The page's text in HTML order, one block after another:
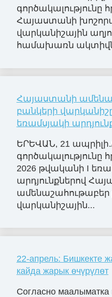
գործակալությունը
Հայաստանի
վարկանիշային
համախառն
Հայաստանի
բանկերի
եռամսյակի
ԵՐԵՎԱՆ, 21
գործակալությունը
2026 թվականի I
արդյունքներով
ամենաշահութաբեր
վարկանիշային...
22-апрель: Бишкекте
кайда жарык өчүрүлөт
Согласно